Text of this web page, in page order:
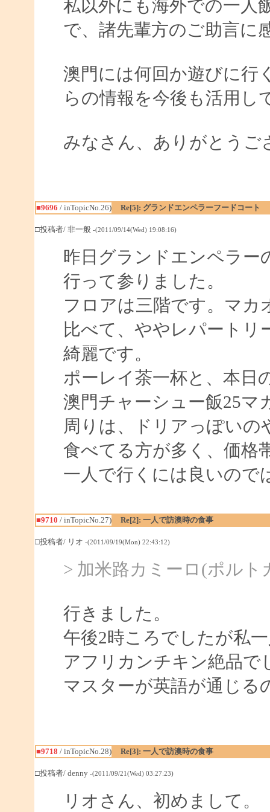
私以外にも海外での一人
で、諸先輩方のご助言に
澳門には何回か遊びに行
らの情報を今後も活用し
みなさん、ありがとうご
■9696 / inTopicNo.26) Re[5]: グランドエンペラーフードコート
□投稿者/ 非一般 -(2011/09/14(Wed) 19:08:16)
昨日グランドエンペラー
行って参りました。
フロアは三階です。マカ
比べて、ややレパートリ
綺麗です。
ポーレイ茶一杯と、本日
澳門チャーシュー飯25マ
周りは、ドリアっぽいの
食べてる方が多く、価格
一人で行くには良いので
■9710 / inTopicNo.27) Re[2]: 一人で訪澳時の食事
□投稿者/ リオ -(2011/09/19(Mon) 22:43:12)
> 加米路カミーロ(ポルト
行きました。
午後2時ころでしたが私
アフリカンチキン絶品で
マスターが英語が通じる
■9718 / inTopicNo.28) Re[3]: 一人で訪澳時の食事
□投稿者/ denny -(2011/09/21(Wed) 03:27:23)
リオさん、初めまして。